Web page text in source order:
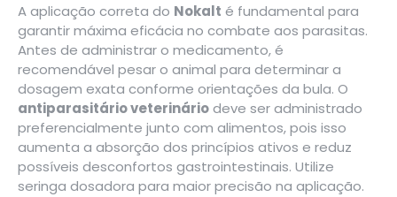
A aplicação correta do Nokalt é fundamental para
garantir máxima eficácia no combate aos parasitas.
Antes de administrar o medicamento, é
recomendável pesar o animal para determinar a
dosagem exata conforme orientações da bula. O
antiparasitário veterináriodeve ser administrado
preferencialmente junto com alimentos, pois isso
aumenta a absorção dos princípios ativos e reduz
possíveis desconfortos gastrointestinais. Utilize
seringa dosadora para maior precisão na aplicação.